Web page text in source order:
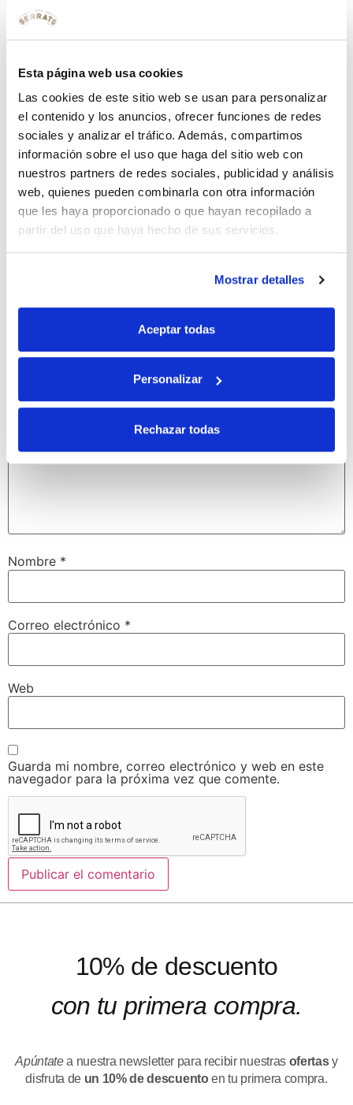
Esta página web usa cookies
Las cookies de este sitio web se usan para personalizar
el contenido y los anuncios, ofrecer funciones de redes
sociales y analizar el tráfico. Además, compartimos
información sobre el uso que haga del sitio web con
nuestros partners de redes sociales, publicidad y análisis
web, quienes pueden combinarla con otra información
que les haya proporcionado o que hayan recopilado a
partir del uso que haya hecho de sus servicios.
Mostrar detalles
Aceptar todas
Personalizar
Rechazar todas
Ana
Acabo de hacerla y me quedó buenísima…
Responder
Esperanza dice: 14 noviembre 2013 a las 10:17
¡Que ilusión! ;)
Responder
Deja una respuesta
Tu dirección de correo electrónico no será publicada.
Los campos obligatorios están marcados con
Comentario*
Nombre *
Correo electrónico *
Web
Guarda mi nombre, correo electrónico y web en este
navegador para la próxima vez que comente.
10% de descuento
con tu primera compra.
Apúntatea nuestra newsletter para recibir nuestras ofertasy
disfruta de un 10% de descuentoen tu primera compra.